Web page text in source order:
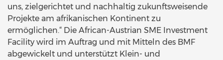
uns, zielgerichtet und nachhaltig zukunftsweisende
Projekte am afrikanischen Kontinent zu
ermöglichen.“ Die African-Austrian SME Investment
Facility wird im Auftrag und mit Mitteln des BMF
abgewickelt und unterstützt Klein- und